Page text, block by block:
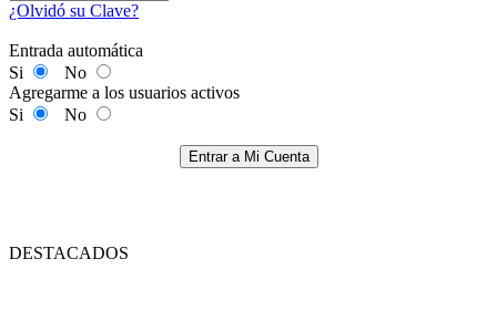
¿Olvidó su Clave?
Entrada automática
Si
No
Agregarme a los usuarios activos
Si
No
Entrar a Mi Cuenta
DESTACADOS